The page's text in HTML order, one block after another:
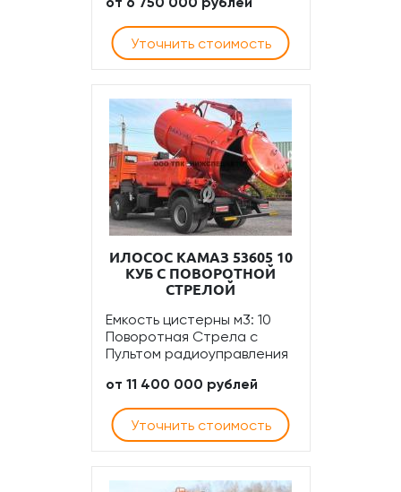
Уточнить стоимость
ИЛОСОС КАМАЗ 53605 10
КУБ C ПОВОРОТНОЙ
СТРЕЛОЙ
Емкость цистерны м3: 10
Поворотная Стрела с
Пультом радиоуправления
от 11 400 000 рублей
Уточнить стоимость